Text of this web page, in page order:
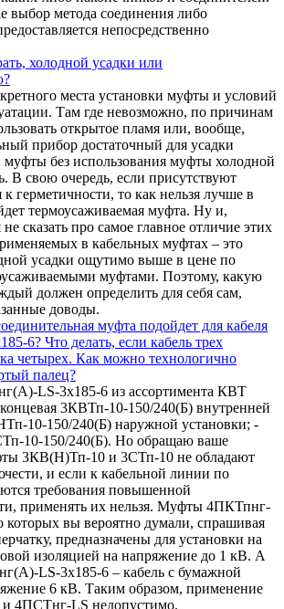
выбор метода соединения либо
непосредственно
холодной усадки или
места установки муфты и условий
Там где невозможно, по причинам
открытое пламя или, вообще,
прибор достаточный для усадки
муфты без использования муфты холодной
В свою очередь, если присутствуют
герметичности, то как нельзя лучше в
термоусаживаемая муфта. Ну и,
сказать про самое главное отличие этих
в кабельных муфтах – это
усадки ощутимо выше в цене по
муфтами. Поэтому, какую
должен определить для себя сам,
доводы.
муфта подойдет для кабеля
6? Что делать, если кабель трех
четырех. Как можно технологично
палец?
LS-3х185-6 из ассортимента КВТ
3КВТп-10-150/240(Б) внутренней
10-150/240(Б) наружной установки; -
10-150/240(Б). Но обращаю ваше
3КВ(Н)Тп-10 и 3СТп-10 не обладают
и если к кабельной линии по
требования повышенной
применять их нельзя. Муфты 4ПКТпнг-
вы вероятно думали, спрашивая
предназначены для установки на
изоляцией на напряжение до 1 кВ. А
LS-3х185-6 – кабель с бумажной
6 кВ. Таким образом, применение
4ПСТнг-LS недопустимо.